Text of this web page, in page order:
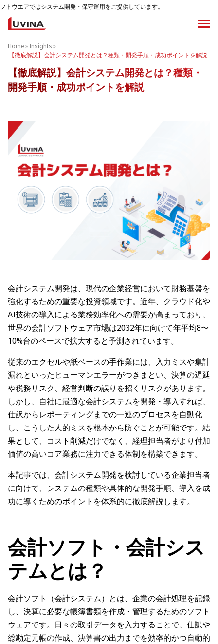
開発・保守運用をご提供しています。
Home»Insights»
【徹底解説】会計システム開発とは？種類・開発手順・成功ポイントを解説
【徹底解説】会計システム開発とは？種類・
開発手順・成功ポイントを解説
会計システム開発は、現代の企業経営において財務基盤を
強化するための重要な投資領域です。近年、クラウド化や
AI技術の導入による業務効率化への需要が高まっており、
世界の会計ソフトウェア市場は2032年に向けて年平均8〜
10%台のペースで拡大すると予測されています。
従来のエクセルや紙ベースの手作業には、入力ミスや集計
漏れといったヒューマンエラーがつきまとい、決算の遅延
や税務リスク、経営判断の誤りを招くリスクがあります。
しかし、自社に最適な会計システムを開発・導入すれば、
仕訳からレポーティングまでの一連のプロセスを自動化
し、こうした人的ミスを根本から防ぐことが可能です。結
果として、コスト削減だけでなく、経理担当者がより付加
価値の高いコア業務に注力できる体制を構築できます。
本記事では、会計システム開発を検討している企業担当者
に向けて、システムの種類や具体的な開発手順、導入を成
功に導くためのポイントを体系的に徹底解説します。
会計ソフト・会計シス
テムとは？
会計ソフト（会計システム）とは、企業の会計処理を記録
し、決算に必要な帳簿書類を作成・管理するためのソフト
ウェアです。日々の取引データを入力することで、仕訳や
総勘定元帳の作成、決算書の出力までを効率的かつ自動的